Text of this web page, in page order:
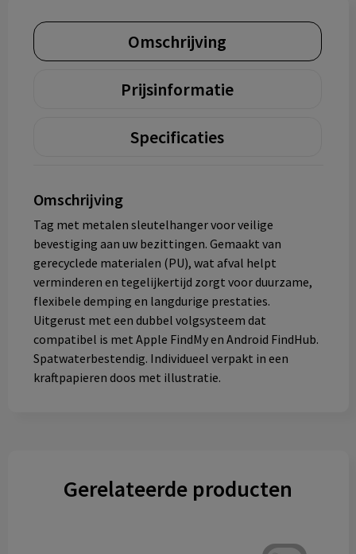
Omschrijving
Prijsinformatie
Specificaties
Omschrijving
Tag met metalen sleutelhanger voor veilige
bevestiging aan uw bezittingen. Gemaakt van
gerecyclede materialen (PU), wat afval helpt
verminderen en tegelijkertijd zorgt voor duurzame,
flexibele demping en langdurige prestaties.
Uitgerust met een dubbel volgsysteem dat
compatibel is met Apple FindMy en Android FindHub.
Spatwaterbestendig. Individueel verpakt in een
kraftpapieren doos met illustratie.
Gerelateerde producten